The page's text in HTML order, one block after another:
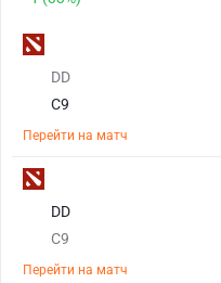
DD
C9
Перейти на матч
DD
C9
Перейти на матч